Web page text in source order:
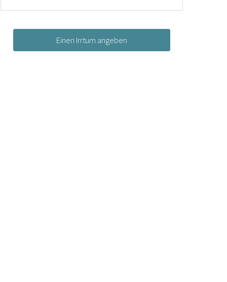
Einen Irrtum angeben